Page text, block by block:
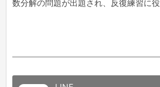
数分解の問題が出題され、反復練習に